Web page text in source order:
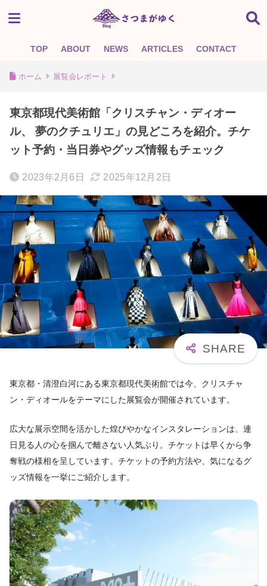
TOP ABOUT NEWS ARTICLES CONTACT
ホーム 展覧会レポート
東京都現代美術館「クリスチャン・ディオー
ル、 夢のクチュリエ」の見どころを紹介。チケ
ット予約・当日券やグッズ情報もチェック
2023年2月6日 2025年12月2日
東京都・清澄白河にある東京都現代美術館では今、クリスチャ
ン・ディオールをテーマにした展覧会が開催されています。
広大な展示空間を活かした煌びやかなインスタレーションは、連
日見る人の心を掴んで離さない人気ぶり。チケットは早くから争
奪戦の様相を呈しています。チケットの予約方法や、気になるグ
ッズ情報を一挙にご紹介します。